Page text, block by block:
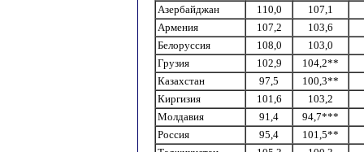
Азербайджан
110,0
107,1
Армения
107,2
103,6
Белоруссия
108,0
103,0
Грузия
102,9
104,2**
Казахстан
97,5
100,3**
Киргизия
101,6
103,2
Молдавия
91,4
94,7***
Россия
95,4
101,5**